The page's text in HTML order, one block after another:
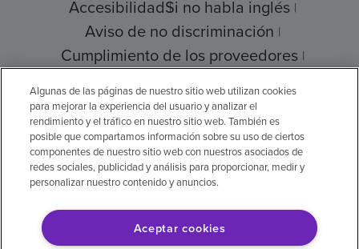
AccesibilidadSi no habla inglés
Aviso de no discriminación
Cumplimiento de los proveedores
© 2026 Encompass Health Corporation
Preferencias de cookies
Aviso legal: Se tradujo con la ayuda de
Algunas de las páginas de nuestro sitio web utilizan cookies
para mejorar la experiencia del usuario y analizar el
rendimiento y el tráfico en nuestro sitio web. También es
posible que compartamos información sobre su uso de ciertos
componentes de nuestro sitio web con nuestros asociados de
redes sociales, publicidad y análisis para proporcionar, medir y
personalizar nuestro contenido y anuncios.
Aceptar cookies